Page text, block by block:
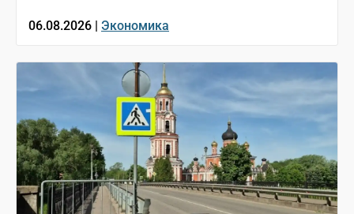
06.08.2026 | Экономика